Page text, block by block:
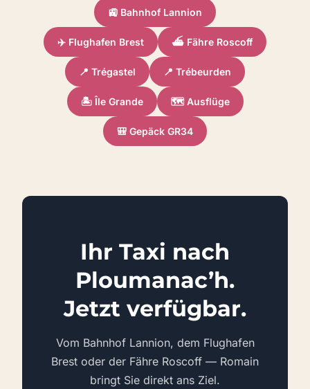
🚉 Bahnhof Lannion
✈️ Flughafen Brest ⛴️ Fähre Roscoff
📍 Trégastel 📍 Trébeurden
🏝️ Île Grande 🗺️ Ausflüge
🎒 Gepäck GR34
Ihr Taxi nach
Ploumanac’h.
Jetzt verfügbar.
Vom Bahnhof Lannion, dem Flughafen
Brest oder der Fähre Roscoff — Romain
bringt Sie direkt ans Ziel.